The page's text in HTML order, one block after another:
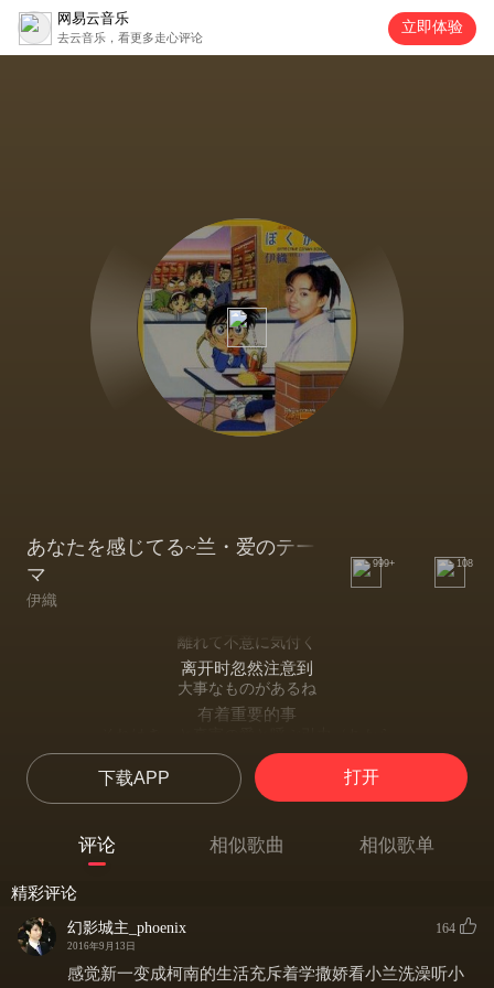
网易云音乐
去云音乐，看更多走心评论
立即体验
あなたを感じてる~兰・爱のテー
マ
伊織
999+ 108
離れて不意に気付く
离开时忽然注意到
大事なものがあるね
有着重要的事
那一定是叫做真正的爱的引力
貴方がいないだけで
只要你不在的话
世界也失去了色彩
my darlin' 貴方感じる
下载APP 打开
评论 相似歌曲 相似歌单
精彩评论
幻影城主_phoenix
2016年9月13日
164
感觉新一变成柯南的生活充斥着学撒娇看小兰洗澡听小